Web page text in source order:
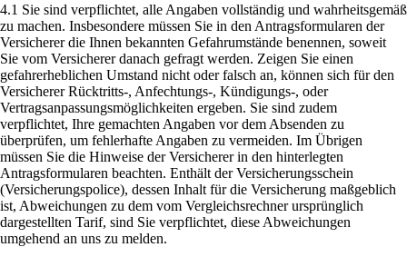
4.1 Sie sind verpflichtet, alle Angaben vollständig und wahrheitsgemäß
zu machen. Insbesondere müssen Sie in den Antragsformularen der
Versicherer die Ihnen bekannten Gefahrumstände benennen, soweit
Sie vom Versicherer danach gefragt werden. Zeigen Sie einen
gefahrerheblichen Umstand nicht oder falsch an, können sich für den
Versicherer Rücktritts-, Anfechtungs-, Kündigungs-, oder
Vertragsanpassungsmöglichkeiten ergeben. Sie sind zudem
verpflichtet, Ihre gemachten Angaben vor dem Absenden zu
überprüfen, um fehlerhafte Angaben zu vermeiden. Im Übrigen
müssen Sie die Hinweise der Versicherer in den hinterlegten
Antragsformularen beachten. Enthält der Versicherungsschein
(Versicherungspolice), dessen Inhalt für die Versicherung maßgeblich
ist, Abweichungen zu dem vom Vergleichsrechner ursprünglich
dargestellten Tarif, sind Sie verpflichtet, diese Abweichungen
umgehend an uns zu melden.